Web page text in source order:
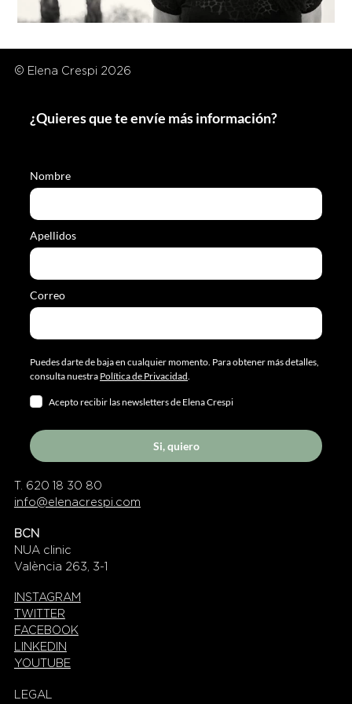
© Elena Crespi 2026
¿Quieres que te envíe más información?
Nombre
Apellidos
Correo
Puedes darte de baja en cualquier momento. Para obtener más detalles,
consulta nuestra Política de Privacidad.
Acepto recibir las newsletters de Elena Crespi
Si, quiero
T. 620 18 30 80
info@elenacrespi.com
BCN
NUA clinic
València 263, 3-1
INSTAGRAM
TWITTER
FACEBOOK
LINKEDIN
YOUTUBE
LEGAL